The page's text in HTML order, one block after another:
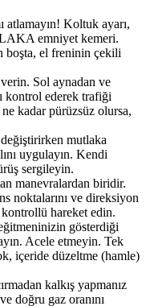
atlamayın! Koltuk ayarı,
emniyet kemeri.
boşta, el freninin çekili
Sol aynadan ve
kontrol ederek trafiği
ne kadar pürüzsüz olursa,
mutlaka
uygulayın. Kendi
sergileyin.
manevralardan biridir.
noktalarını ve direksiyon
kontrollü hareket edin.
gösterdiği
Acele etmeyin. Tek
içeride düzeltme (hamle)
kalkış yapmanız
doğru gaz oranını